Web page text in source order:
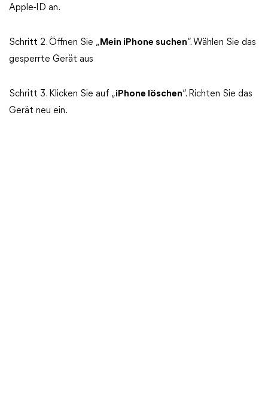
Apple-ID an.
Schritt 2. Öffnen Sie „ Mein iPhone suchen“. Wählen Sie das
gesperrte Gerät aus
Schritt 3. Klicken Sie auf „iPhone löschen“. Richten Sie das
Gerät neu ein.